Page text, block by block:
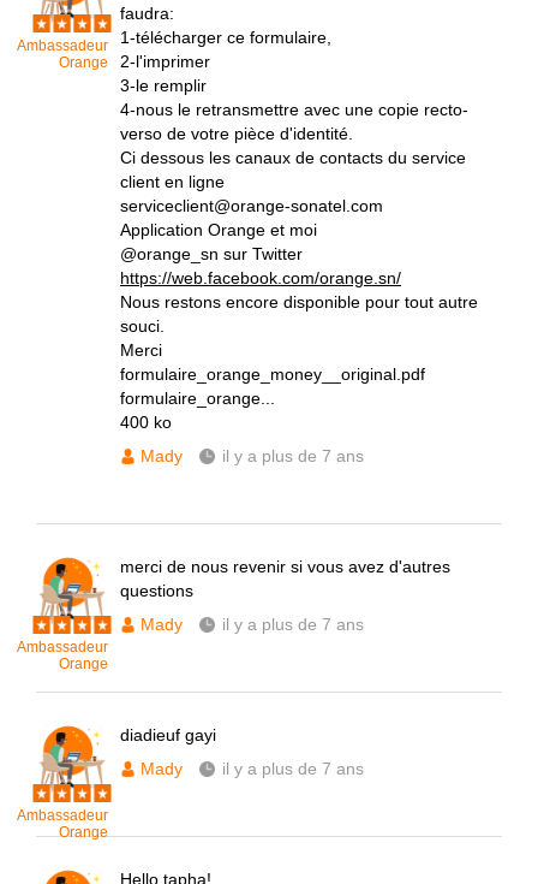
Ambassadeur
Orange
faudra:
1-télécharger ce formulaire,
2-l'imprimer
3-le remplir
4-nous le retransmettre avec une copie recto-
verso de votre pièce d'identité.
Ci dessous les canaux de contacts du service
client en ligne
serviceclient@orange-sonatel.com
Application Orange et moi
@orange_sn sur Twitter
https://web.facebook.com/orange.sn/
Nous restons encore disponible pour tout autre
souci.
Merci
formulaire_orange_money__original.pdf
formulaire_orange...
400 ko
Mady
il y a plus de 7 ans
Ambassadeur
Orange
merci de nous revenir si vous avez d'autres
questions
Mady
il y a plus de 7 ans
Ambassadeur
Orange
diadieuf gayi
Mady
il y a plus de 7 ans
Hello tapha!